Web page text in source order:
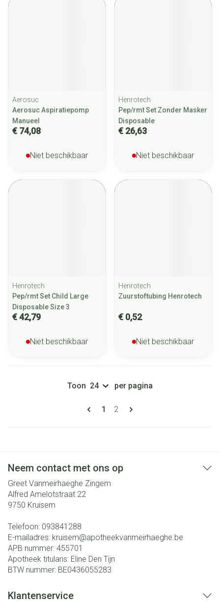
Aerosuc
Aerosuc Aspiratiepomp
Manueel
€ 74,08
Niet beschikbaar
Henrotech
Pep/rmt Set Zonder Masker
Disposable
€ 26,63
Niet beschikbaar
Henrotech
Pep/rmt Set Child Large
Disposable Size 3
€ 42,79
Niet beschikbaar
Henrotech
Zuurstoftubing Henrotech
€ 0,52
Niet beschikbaar
Pagina's
U lees momenteel pagina
1 Pagina
2
Toon per pagina
Neem contact met ons op
Greet Vanmeirhaeghe Zingem
Alfred Amelotstraat 22
9750 Kruisem
Telefoon: 093841288
E-mailadres: kruisem@apotheekvanmeirhaeghe.be
APB nummer: 455701
Apotheek titularis: Eline Den Tijn
BTW nummer: BE0436055283
Klantenservice